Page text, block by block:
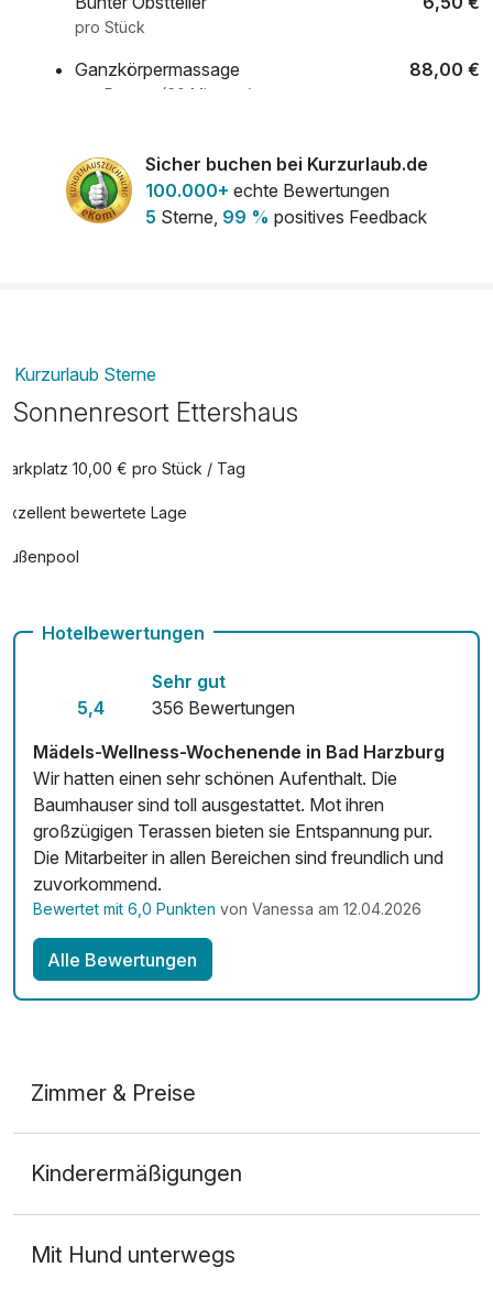
pro Stück
Ganzkörpermassage 88,00 €
pro Person (60 Minuten)
Kräftiges Fondue mit Gruyeré, Appenzeller
& Emmentaler Freitag-Sonntag
39,99 €
pro Person
Minibar-Befüllung
pro Aufenthalt
Parken direkt am Hotel
Sekt bei Anreise 19,50 €
Sicher buchen bei Kurzurlaub.de
100.000+ echte Bewertungen
5 Sterne, 99 % positives Feedback
Kurzurlaub Sterne
Sonnenresort Ettershaus
Parkplatz 10,00 € pro Stück / Tag
Exzellent bewertete Lage
Außenpool
Hunde im Hotel nicht erlaubt
Auch vegetarische Speisen
Mit Hotelbar
Hotelbewertungen
5,4
Sehr gut
356 Bewertungen
Mädels-Wellness-Wochenende in Bad Harzburg
Wir hatten einen sehr schönen Aufenthalt. Die
Baumhauser sind toll ausgestattet. Mot ihren
großzügigen Terassen bieten sie Entspannung pur.
Die Mitarbeiter in allen Bereichen sind freundlich und
zuvorkommend.
Bewertet mit 6,0 Punkten von Vanessa am 12.04.2026
Alle Bewertungen
Zimmer & Preise
2 Erwachsene und 1 Kind
Kinderermäßigungen
Mit Hund unterwegs